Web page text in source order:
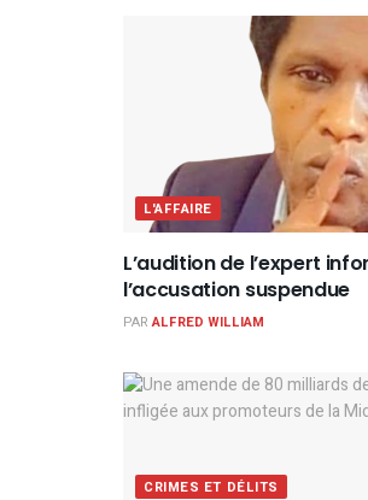
L'AFFAIRE
L’audition de l’expert
l’accusation suspendue
PAR ALFRED WILLIAM
CRIMES ET DÉLITS